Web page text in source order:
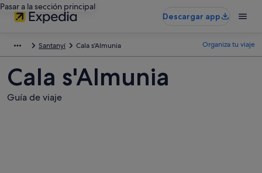
Pasar a la sección principal
Descargar app
Santanyí Cala s'Almunia Organiza tu viaje
Cala s'Almunia
Guía de viaje